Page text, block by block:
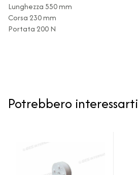
Lunghezza 550 mm
Corsa 230 mm
Portata 200 N
Potrebbero interessarti